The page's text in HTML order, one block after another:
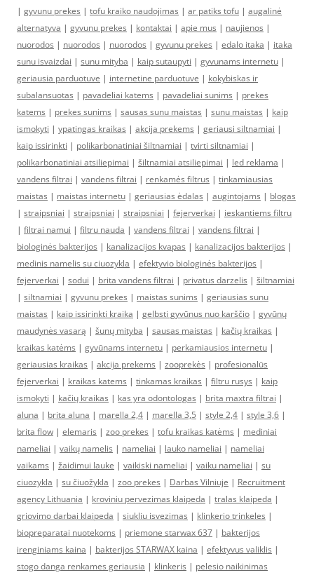
| gyvunu prekes | tofu kraiko naudojimas | ar patiks tofu | augalinė
alternatyva | gyvunu prekes | kontaktai | apie mus | naujienos |
nuorodos | nuorodos | nuorodos | gyvunu prekes | edalo itaka | itaka
sunu isvaizdai | sunu mityba | kaip sutaupyti | gyvunams internetu |
geriausia parduotuve | internetine parduotuve | kokybiskas ir
subalansuotas | pavadeliai katems | pavadeliai sunims | prekes
katems | prekes sunims | sausas sunu maistas | sunu maistas | kaip
ismokyti | ypatingas kraikas | akcija prekems | geriausi siltnamiai |
kaip issirinkti | polikarbonatiniai šiltnamiai | tvirti siltnamiai |
polikarbonatiniai atsiliepimai | šiltnamiai atsiliepimai | led reklama |
vandens filtrai | vandens filtrai | renkamės filtrus | tinkamiausias
maistas | maistas internetu | geriausias ėdalas | augintojams | blogas
| straipsniai | straipsniai | straipsniai | fejerverkai | ieskantiems filtru
| filtrai namui | filtru nauda | vandens filtrai | vandens filtrai |
biologinės bakterijos | kanalizacijos kvapas | kanalizacijos bakterijos |
medinis namelis su ciuozykla | efektyvio biologinės bakterijos |
fejerverkai | sodui | brita vandens filtrai | privatus darzelis | šiltnamiai
| siltnamiai | gyvunu prekes | maistas sunims | geriausias sunu
maistas | kaip issirinkti kraika | gelbsti gyvūnus nuo karščio | gyvūnų
maudynės vasarą | šunų mityba | sausas maistas | kačių kraikas |
kraikas katėms | gyvūnams internetu | perkamiausios internetu |
geriausias kraikas | akcija prekems | zooprekės | profesionalūs
fejerverkai | kraikas katems | tinkamas kraikas | filtru rusys | kaip
ismokyti | kačių kraikas | kas yra odontologas | brita maxtra filtrai |
aluna | brita aluna | marella 2,4 | marella 3,5 | style 2,4 | style 3,6 |
brita flow | elemaris | zoo prekes | tofu kraikas katėms | mediniai
nameliai | vaikų namelis | nameliai | lauko nameliai | nameliai
vaikams | žaidimui lauke | vaikiski nameliai | vaiku nameliai | su
ciuozykla | su čiuožykla | zoo prekes | Darbas Vilniuje | Recruitment
agency Lithuania | kroviniu pervezimas klaipeda | tralas klaipeda |
griovimo darbai klaipeda | siukliu isvezimas | klinkerio trinkeles |
biopreparatai nuotekoms | priemone starwax 637 | bakterijos
irenginiams kaina | bakterijos STARWAX kaina | efektyvus valiklis |
stogo danga renkames geriausia | klinkeris | pelesio naikinimas